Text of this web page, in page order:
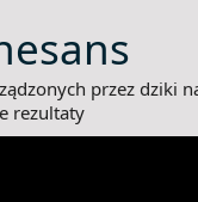
przez dziki
rezultaty